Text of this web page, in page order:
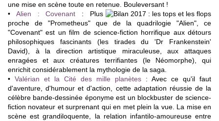
une mise en scène toute en retenue. Bouleversant !
• Alien : Covenant : Plus
proche de "Prometheus" que de la quadrilogie "Alien", ce
"Covenant" est un film de science-fiction horrifique aux détours
philosophiques fascinants (les tirades du 'Dr Frankenstein'
David), à la direction artistique miraculeuse, aux attaques
enragées et aux créatures terrifiantes (le Néomorphe), qui
enrichit considérablement la mythologie de la saga.
• Valérian et la Cité des mille planètes : Avec ce qu'il faut
d'aventure, d'humour et d'action, cette adaptation réussie de la
célèbre bande-dessinée éponyme est un blockbuster de science-
fiction novateur et surprenant qui en met plein la vue. La mise en
scène est grandiloquente, la relation infantilo-amoureuse entre